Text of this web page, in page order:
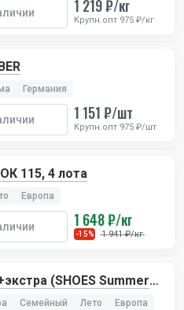
1 219 ₽/кг
Крупн.опт 975 ₽/кг
Германия
1 151 ₽/шт
Крупн.опт 975 ₽/шт
115, 4 лота
Европа
1 648 ₽/кг
-15% 1 941 ₽/кг
(SHOES Summer
Семейный Лето Европа